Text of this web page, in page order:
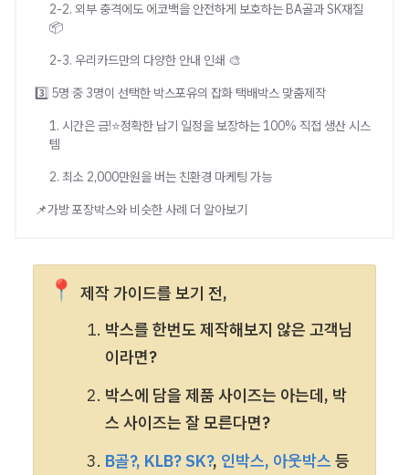
2-2. 외부 충격에도 에코백을 안전하게 보호하는 BA골과 SK재질
📦
2-3. 우리카드만의 다양한 안내 인쇄 🎨
3️⃣ 5명 중 3명이 선택한 박스포유의 잡화 택배박스 맞춤제작
1. 시간은 금!⭐정확한 납기 일정을 보장하는 100% 직접 생산 시스
템
2. 최소 2,000만원을 버는 친환경 마케팅 가능
📌가방 포장박스와 비슷한 사례 더 알아보기
📍
제작 가이드를 보기 전,
박스를 한번도 제작해보지 않은 고객님
이라면?
박스에 담을 제품 사이즈는 아는데, 박
스 사이즈는 잘 모른다면?
B골?, KLB? SK?, 인박스, 아웃박스 등